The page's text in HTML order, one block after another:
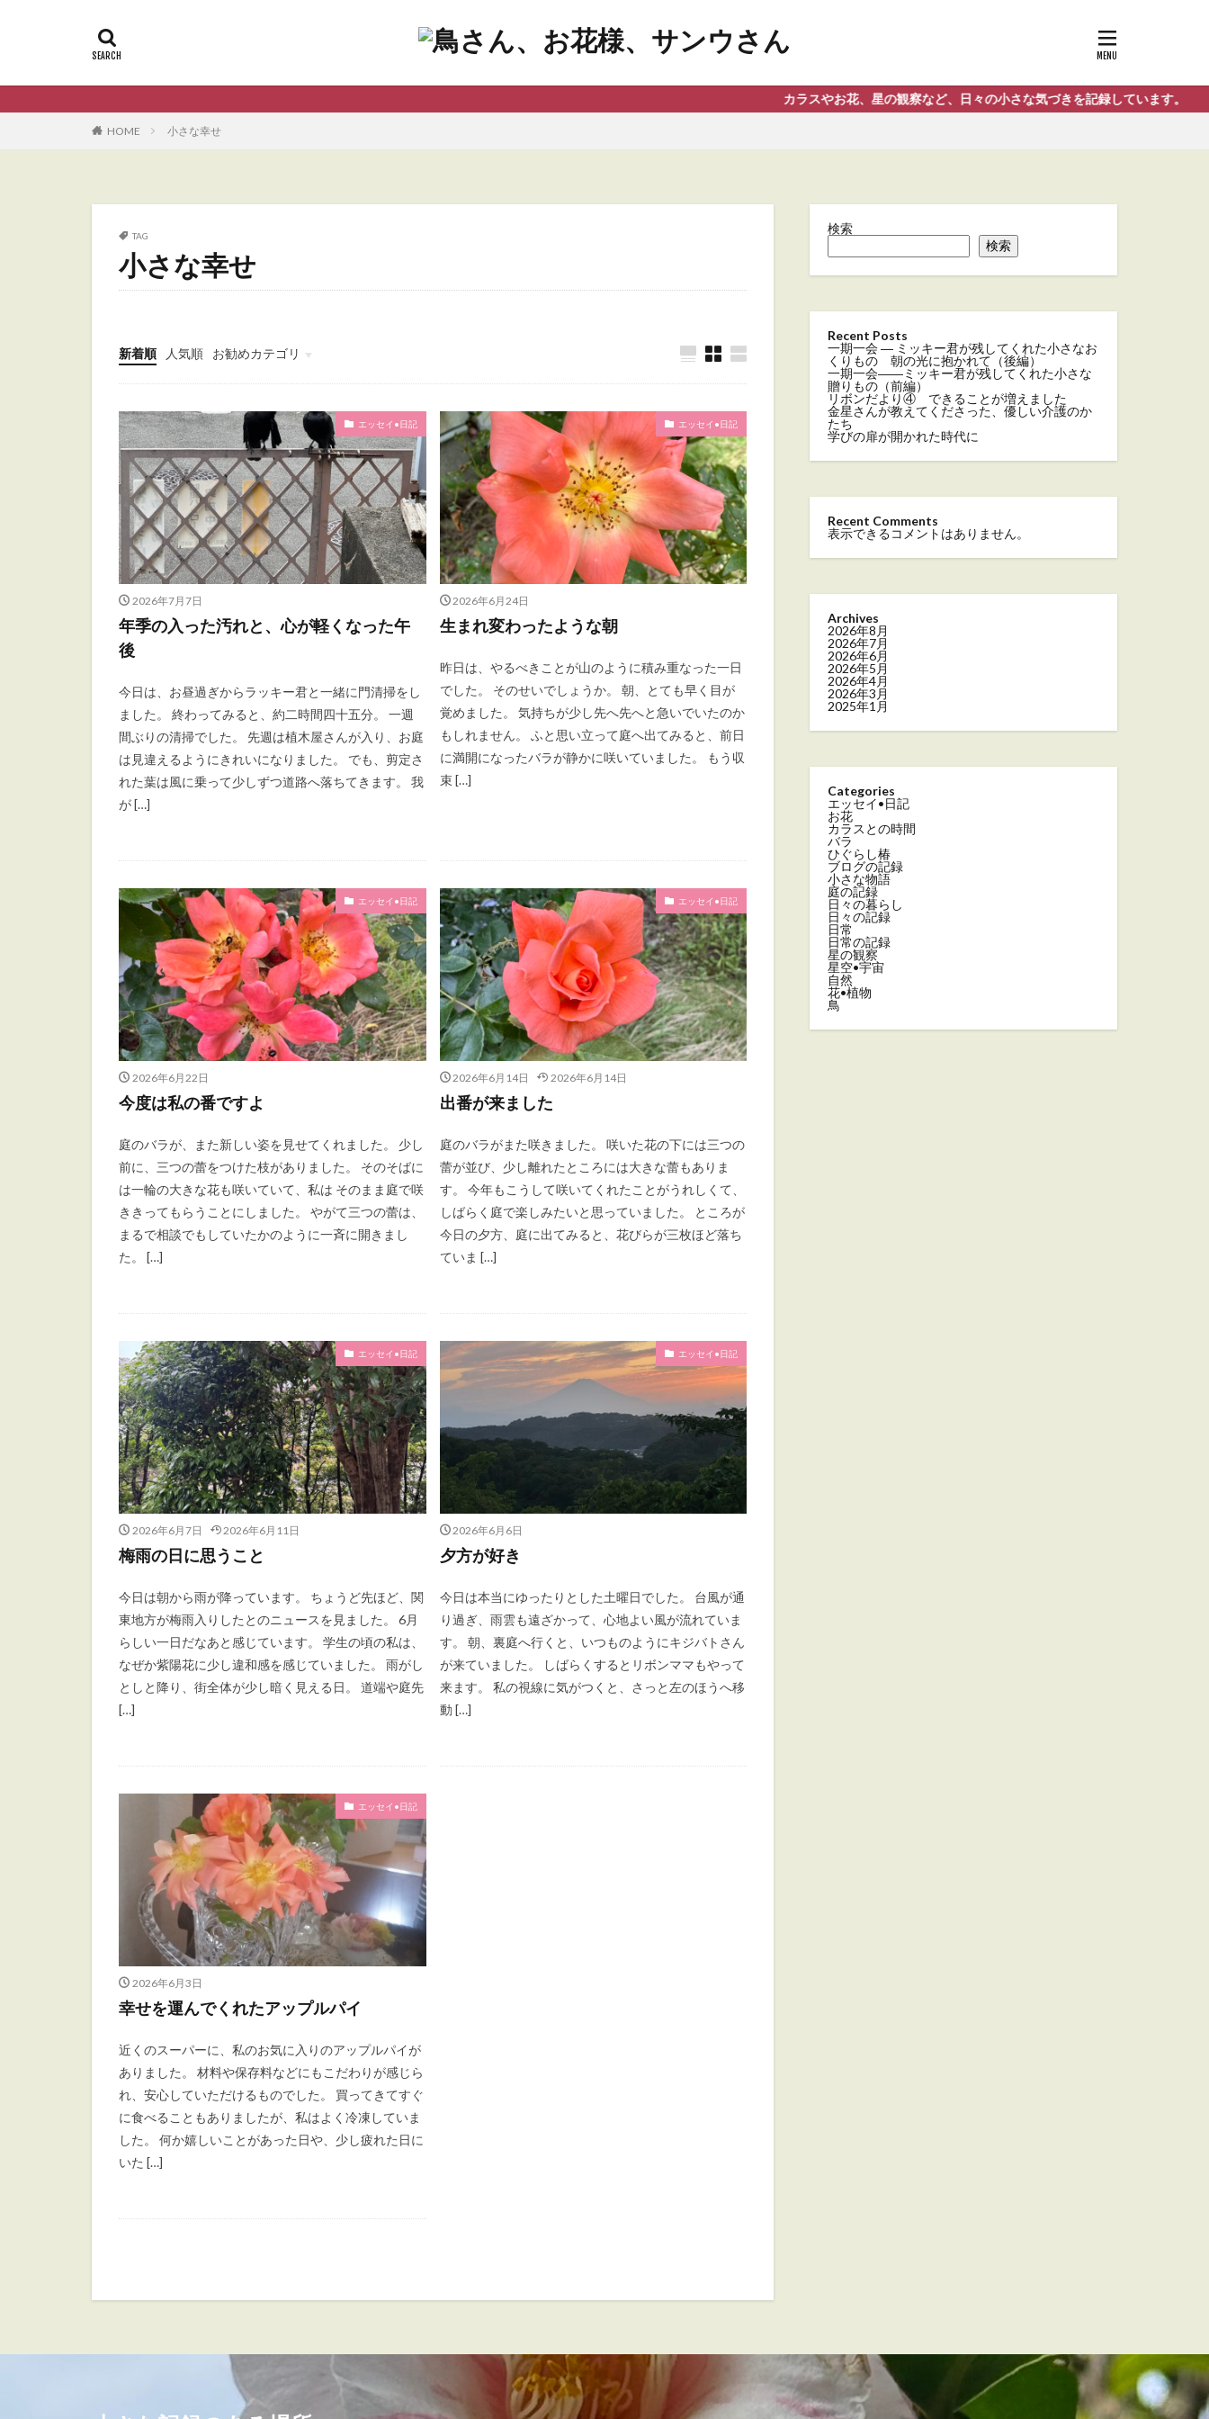
カラスやお花、星の観察など、日々の小さな気づきを記録しています。
HOME 小さな幸せ
TAG
小さな幸せ
新着順 人気順
お勧めカテゴリ
Uncategorized
エッセイ•日記
2026年7月7日
年季の入った汚れと、心が軽くなった午
後
今日は、お昼過ぎからラッキー君と一緒に門清掃をし
ました。 終わってみると、約二時間四十五分。 一週
間ぶりの清掃でした。 先週は植木屋さんが入り、お庭
は見違えるようにきれいになりました。 でも、剪定さ
れた葉は風に乗って少しずつ道路へ落ちてきます。 我
が […]
エッセイ•日記
2026年6月24日
生まれ変わったような朝
昨日は、やるべきことが山のように積み重なった一日
でした。 そのせいでしょうか。 朝、とても早く目が
覚めました。 気持ちが少し先へ先へと急いでいたのか
もしれません。 ふと思い立って庭へ出てみると、前日
に満開になったバラが静かに咲いていました。 もう収
束 […]
エッセイ•日記
2026年6月22日
今度は私の番ですよ
庭のバラが、また新しい姿を見せてくれました。 少し
前に、三つの蕾をつけた枝がありました。 そのそばに
は一輪の大きな花も咲いていて、私は そのまま庭で咲
ききってもらうことにしました。 やがて三つの蕾は、
まるで相談でもしていたかのように一斉に開きまし
た。 […]
エッセイ•日記
2026年6月14日 2026年6月14日
出番が来ました
庭のバラがまた咲きました。 咲いた花の下には三つの
蕾が並び、少し離れたところには大きな蕾もありま
す。 今年もこうして咲いてくれたことがうれしくて、
しばらく庭で楽しみたいと思っていました。 ところが
今日の夕方、庭に出てみると、花びらが三枚ほど落ち
ていま […]
エッセイ•日記
2026年6月7日 2026年6月11日
梅雨の日に思うこと
今日は朝から雨が降っています。 ちょうど先ほど、関
東地方が梅雨入りしたとのニュースを見ました。 6月
らしい一日だなあと感じています。 学生の頃の私は、
なぜか紫陽花に少し違和感を感じていました。 雨がし
としと降り、街全体が少し暗く見える日。 道端や庭先
[…]
エッセイ•日記
2026年6月6日
夕方が好き
今日は本当にゆったりとした土曜日でした。 台風が通
り過ぎ、雨雲も遠ざかって、心地よい風が流れていま
す。 朝、裏庭へ行くと、いつものようにキジバトさん
が来ていました。 しばらくするとリボンママもやって
来ます。 私の視線に気がつくと、さっと左のほうへ移
動 […]
エッセイ•日記
2026年6月3日
幸せを運んでくれたアップルパイ
近くのスーパーに、私のお気に入りのアップルパイが
ありました。 材料や保存料などにもこだわりが感じら
れ、安心していただけるものでした。 買ってきてすぐ
に食べることもありましたが、私はよく冷凍していま
した。 何か嬉しいことがあった日や、少し疲れた日に
いた […]
検索
検索
Recent Posts
一期一会 ― ミッキー君が残してくれた小さなお
くりもの 朝の光に抱かれて（後編）
一期一会――ミッキー君が残してくれた小さな
贈りもの（前編）
リボンだより④ できることが増えました
金星さんが教えてくださった、優しい介護のか
たち
学びの扉が開かれた時代に
Recent Comments
表示できるコメントはありません。
Archives
2026年8月
2026年7月
2026年6月
2026年5月
2026年4月
2026年3月
2025年1月
Categories
エッセイ•日記
お花
カラスとの時間
バラ
ひぐらし椿
ブログの記録
小さな物語
庭の記録
日々の暮らし
日々の記録
日常
日常の記録
星の観察
星空•宇宙
自然
花•植物
鳥